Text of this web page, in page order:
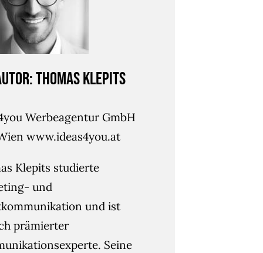
Thomas Klepits
Werbeagentur GmbH
www.ideas4you.at
Klepits studierte
und
und ist
prämierter
Seine